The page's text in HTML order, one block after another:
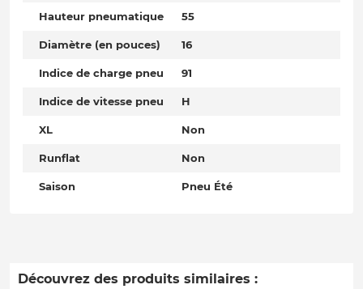
Hauteur pneumatique 55
Diamètre (en pouces) 16
Indice de charge pneu 91
Indice de vitesse pneu H
XL Non
Runflat Non
Saison Pneu Été
Découvrez des produits similaires :